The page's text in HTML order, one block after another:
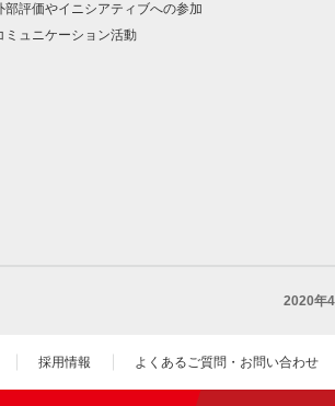
部評価やイニシアティブへの参加
ミュニケーション活動
2020年4
採用情報 よくあるご質問・お問い合わせ